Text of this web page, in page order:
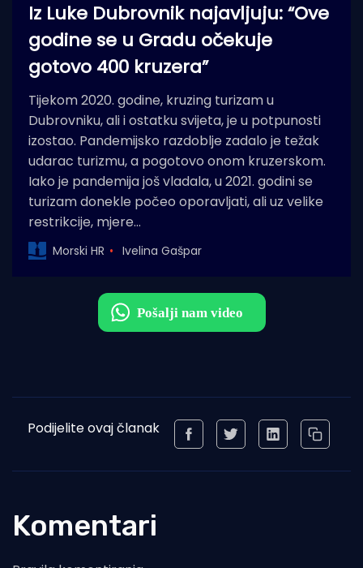
Iz Luke Dubrovnik najavljuju: “Ove
godine se u Gradu očekuje
gotovo 400 kruzera”
Tijekom 2020. godine, kruzing turizam u
Dubrovniku, ali i ostatku svijeta, je u potpunosti
izostao. Pandemijsko razdoblje zadalo je težak
udarac turizmu, a pogotovo onom kruzerskom.
Iako je pandemija još vladala, u 2021. godini se
turizam donekle počeo oporavljati, ali uz velike
restrikcije, mjere…
Morski HR Ivelina Gašpar
Podijelite ovaj članak
Komentari